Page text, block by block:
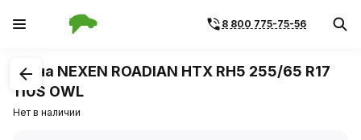
8 800 775-75-56
1/1
Шина NEXEN ROADIAN HTX RH5 255/65 R17
110S OWL
Нет в наличии